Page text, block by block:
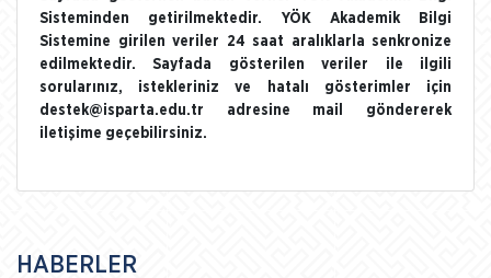
Sisteminden getirilmektedir. YÖK Akademik Bilgi
Sistemine girilen veriler 24 saat aralıklarla senkronize
edilmektedir. Sayfada gösterilen veriler ile ilgili
sorularınız, istekleriniz ve hatalı gösterimler için
destek@isparta.edu.tr adresine mail göndererek
iletişime geçebilirsiniz.
HABERLER